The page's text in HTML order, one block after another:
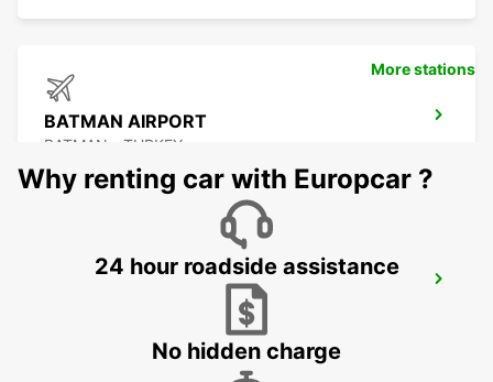
BATMAN AIRPORT
BATMAN - TURKEY
BAGHDAD CITY AL JADRIYA
More stations
Why renting car with Europcar ?
24 hour roadside assistance
No hidden charge